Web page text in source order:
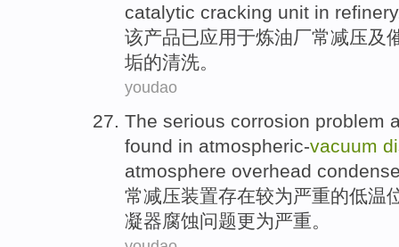
catalytic cracking unit in refinery
该产品已应用于炼油厂常减压及
垢的清洗。
youdao
The serious corrosion problem
found in atmospheric-vacuum
atmosphere overhead
常减压装置存在较为严重的低温
凝器腐蚀问题更为严重。